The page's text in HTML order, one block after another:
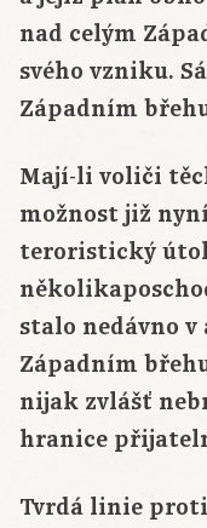
nad celým
svého vzniku.
Západním
Mají-li voliči
možnost již
teroristický
stalo nedávno v
Západním
nijak zvlášť
hranice
Tvrdá linie